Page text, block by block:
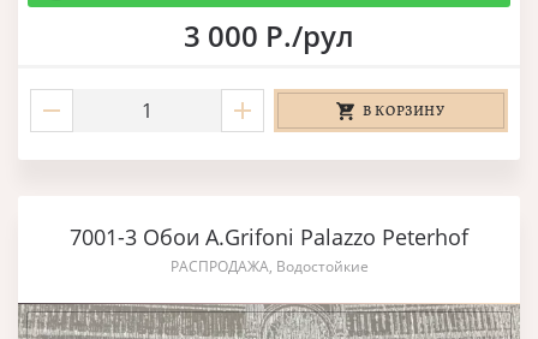
3 000 Р./рул
В КОРЗИНУ
7001-3 Обои A.Grifoni Palazzo Peterhof
РАСПРОДАЖА, Водостойкие